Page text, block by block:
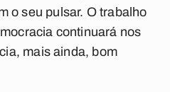
o seu pulsar. O trabalho
continuará nos
mais ainda, bom